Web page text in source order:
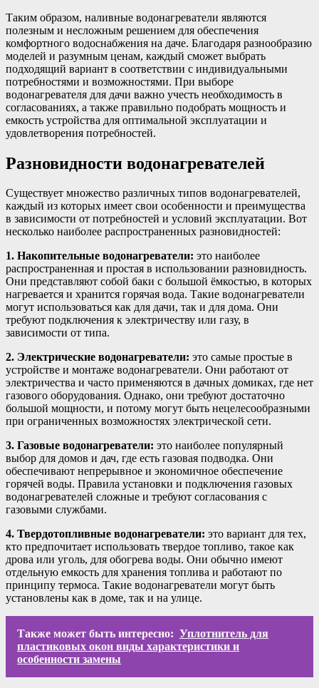
Таким образом, наливные водонагреватели являются
полезным и несложным решением для обеспечения
комфортного водоснабжения на даче. Благодаря разнообразию
моделей и разумным ценам, каждый сможет выбрать
подходящий вариант в соответствии с индивидуальными
потребностями и возможностями. При выборе
водонагревателя для дачи важно учесть необходимость в
согласованиях, а также правильно подобрать мощность и
емкость устройства для оптимальной эксплуатации и
удовлетворения потребностей.
Разновидности водонагревателей
Существует множество различных типов водонагревателей,
каждый из которых имеет свои особенности и преимущества
в зависимости от потребностей и условий эксплуатации. Вот
несколько наиболее распространенных разновидностей:
1. Накопительные водонагреватели: это наиболее
распространенная и простая в использовании разновидность.
Они представляют собой баки с большой ёмкостью, в которых
нагревается и хранится горячая вода. Такие водонагреватели
могут использоваться как для дачи, так и для дома. Они
требуют подключения к электричеству или газу, в
зависимости от типа.
2. Электрические водонагреватели: это самые простые в
устройстве и монтаже водонагреватели. Они работают от
электричества и часто применяются в дачных домиках, где нет
газового оборудования. Однако, они требуют достаточно
большой мощности, и потому могут быть нецелесообразными
при ограниченных возможностях электрической сети.
3. Газовые водонагреватели: это наиболее популярный
выбор для домов и дач, где есть газовая подводка. Они
обеспечивают непрерывное и экономичное обеспечение
горячей воды. Правила установки и подключения газовых
водонагревателей сложные и требуют согласования с
газовыми службами.
4. Твердотопливные водонагреватели: это вариант для тех,
кто предпочитает использовать твердое топливо, такое как
дрова или уголь, для обогрева воды. Они обычно имеют
отдельную емкость для хранения топлива и работают по
принципу термоса. Такие водонагреватели могут быть
установлены как в доме, так и на улице.
Также может быть интересно: Уплотнитель для
пластиковых окон виды характеристики и
особенности замены